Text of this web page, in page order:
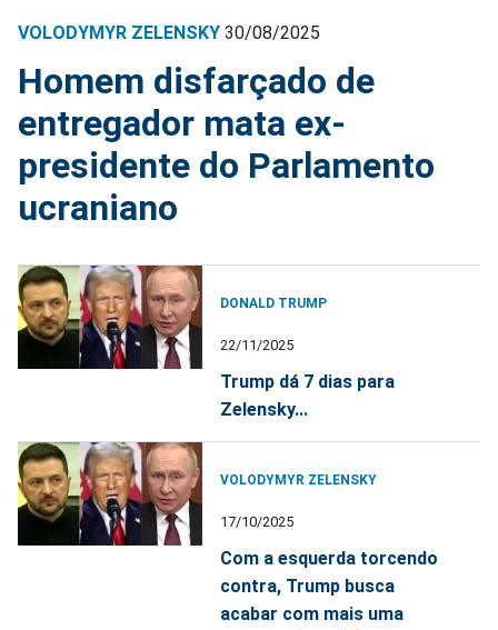
VOLODYMYR ZELENSKY 30/08/2025
Homem disfarçado de
entregador mata ex-
presidente do Parlamento
ucraniano
DONALD TRUMP
22/11/2025
Trump dá 7 dias para
Zelensky...
VOLODYMYR ZELENSKY
17/10/2025
Com a esquerda torcendo
contra, Trump busca
acabar com mais uma